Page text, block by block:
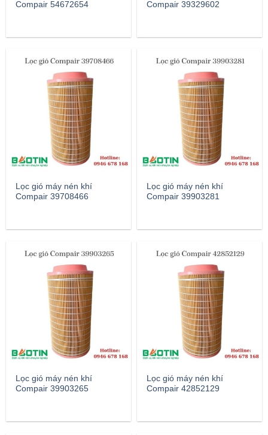
Compair 54672654
Compair 39329602
Lọc gió máy nén khí
Compair 39708466
Lọc gió máy nén khí
Compair 39903281
Lọc gió máy nén khí
Compair 39903265
Lọc gió máy nén khí
Compair 42852129